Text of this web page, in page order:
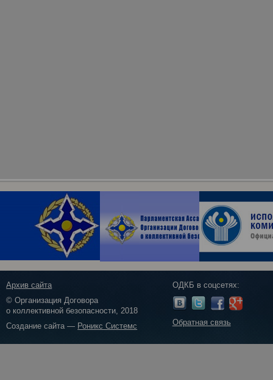
Архив сайта
© Организация Договора
о коллективной безопасности, 2018
Создание сайта — Роникс Системс
ОДКБ в соцсетях:
Обратная связь